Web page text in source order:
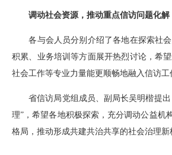
调动社会资源，推动重点信访问题化解
各与会人员分别介绍了各地在探索社
积累、业务培训等方面展开热烈讨论，希
社会工作等专业力量能更顺畅地融入信访
省信访局党组成员、副局长吴明楷提
理”，希望各地积极探索，充分调动公益机
格局，推动形成共建共治共享的社会治理新